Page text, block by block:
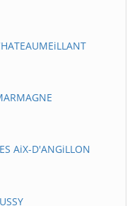
AiX-D'ANGiLLON